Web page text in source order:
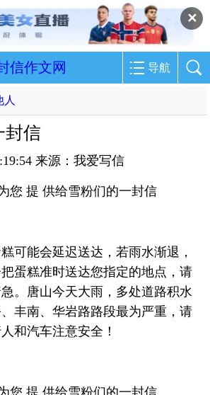
✕
信作文网 导航
人
封信
来源：我爱写信
您 提 供给雪粉们的一封信
可能会延迟送达，若雨水渐退，
蛋糕准时送达您指定的地点，请
。唐山今天大雨，多处道路积水
丰南、华岩路路段最为严重，请
和汽车注意安全！